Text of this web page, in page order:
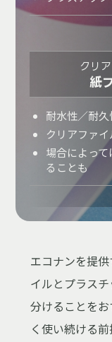
クリ
紙
耐水性／耐
クリアファ
場合によっ
ることも
エコナンを提
イルとプラス
分けることを
く使い続ける